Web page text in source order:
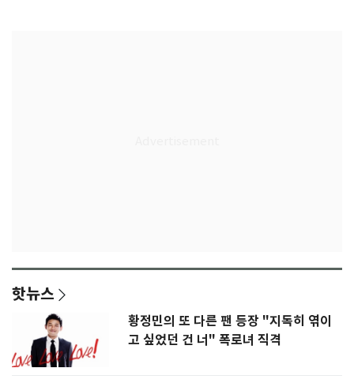
핫뉴스
황정민의 또 다른 팬 등장 "지독히 엮이
고 싶었던 건 너" 폭로녀 직격